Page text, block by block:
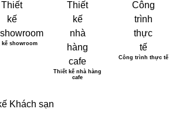
kế showroom
Thiết kế nhà hàng
cafe
Công trình thực tế
Khách sạn